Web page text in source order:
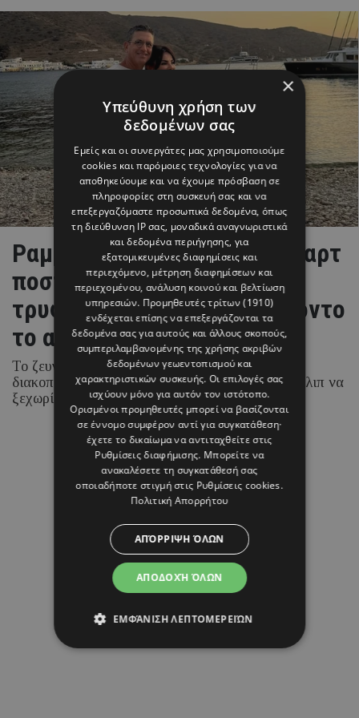
Ραμόνα & Τορναρίτης: Οι «καρτ
ποστάλ» από το Ιόνιο και το
τρυφερό στιγμιότυπο με φόντο
το απέραντο γαλάζιο
Το ζευγάρι απολαμβάνει τις καλοκαιρινές του
διακοπές στα νησιά του Ιονίου, με τη Ραμόνα Φίλιπ να
ξεχωρίζει για τα chic beach και resort looks της.
07 ΑΥΓΟΥΣΤΟΥ 26 - 15:45
Μαρία Καραμάνου
×
Υπεύθυνη χρήση των
δεδομένων σας
Εμείς και οι συνεργάτες μας χρησιμοποιούμε
cookies και παρόμοιες τεχνολογίες για να
αποθηκεύουμε και να έχουμε πρόσβαση σε
πληροφορίες στη συσκευή σας και να
επεξεργαζόμαστε προσωπικά δεδομένα, όπως
τη διεύθυνση IP σας, μοναδικά αναγνωριστικά
και δεδομένα περιήγησης, για
εξατομικευμένες διαφημίσεις και
περιεχόμενο, μέτρηση διαφημίσεων και
περιεχομένου, ανάλυση κοινού και βελτίωση
υπηρεσιών. Προμηθευτές τρίτων (1910)
ενδέχεται επίσης να επεξεργάζονται τα
δεδομένα σας για αυτούς και άλλους σκοπούς,
συμπεριλαμβανομένης της χρήσης ακριβών
δεδομένων γεωεντοπισμού και
χαρακτηριστικών συσκευής. Οι επιλογές σας
ισχύουν μόνο για αυτόν τον ιστότοπο.
Ορισμένοι προμηθευτές μπορεί να βασίζονται
σε έννομο συμφέρον αντί για συγκατάθεση·
έχετε το δικαίωμα να αντιταχθείτε στις
Ρυθμίσεις διαφήμισης. Μπορείτε να
ανακαλέσετε τη συγκατάθεσή σας
οποιαδήποτε στιγμή στις Ρυθμίσεις cookies.
Πολιτική Απορρήτου
ΑΠΟΔΟΧΉ ΌΛΩΝ
ΑΠΌΡΡΙΨΗ ΌΛΩΝ
ΕΜΦΆΝΙΣΗ ΛΕΠΤΟΜΕΡΕΙΏΝ